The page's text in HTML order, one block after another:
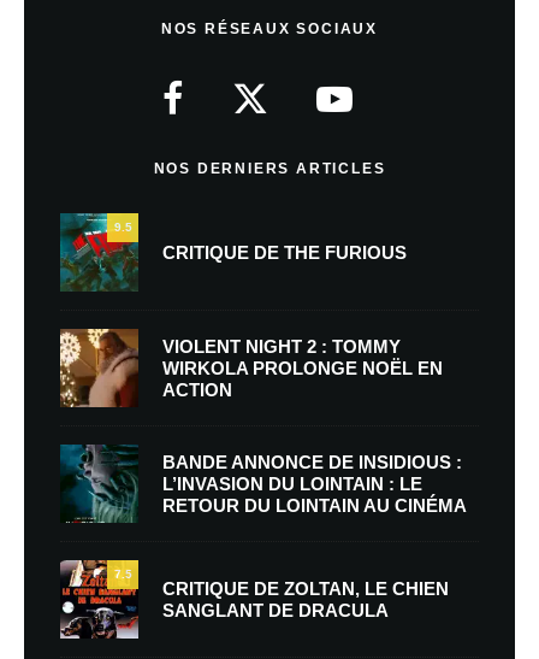
NOS RÉSEAUX SOCIAUX
NOS DERNIERS ARTICLES
9.5
CRITIQUE DE THE FURIOUS
VIOLENT NIGHT 2 : TOMMY
WIRKOLA PROLONGE NOËL EN
ACTION
BANDE ANNONCE DE INSIDIOUS :
L’INVASION DU LOINTAIN : LE
RETOUR DU LOINTAIN AU CINÉMA
7.5
CRITIQUE DE ZOLTAN, LE CHIEN
SANGLANT DE DRACULA